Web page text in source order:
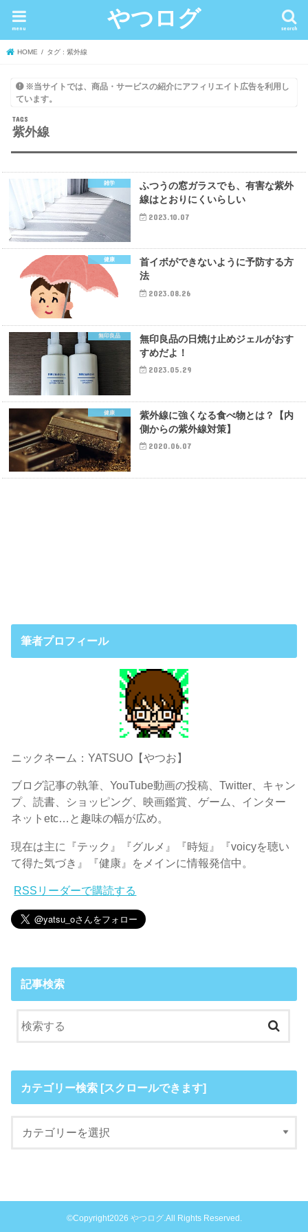
やつログ search
menu
HOME タグ : 紫外線
※当サイトでは、商品・サービスの紹介にアフィリエイト広告を利用し
ています。
紫外線
雑学
ふつうの窓ガラスでも、有害な紫外
線はとおりにくいらしい
2023.10.07
健康
首イボができないように予防する方
法
2023.08.26
無印良品
無印良品の日焼け止めジェルがおす
すめだよ！
2023.05.29
健康
紫外線に強くなる食べ物とは？【内
側からの紫外線対策】
2020.06.07
筆者プロフィール
ニックネーム：YATSUO【やつお】
ブログ記事の執筆、YouTube動画の投稿、Twitter、キャン
プ、読書、ショッピング、映画鑑賞、ゲーム、インター
ネットetc…と趣味の幅が広め。
現在は主に『テック』『グルメ』『時短』『voicyを聴い
て得た気づき』『健康』をメインに情報発信中。
RSSリーダーで購読する
記事検索
カテゴリー検索 [スクロールできます]
©Copyright2026 やつログ.All Rights Reserved.